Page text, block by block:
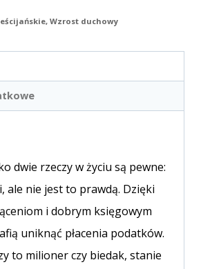
, Wzrost duchowy
dwie rzeczy w życiu są pewne:
ale nie jest to prawdą. Dzięki
i dobrym księgowym
uniknąć płacenia podatków.
to milioner czy biedak, stanie